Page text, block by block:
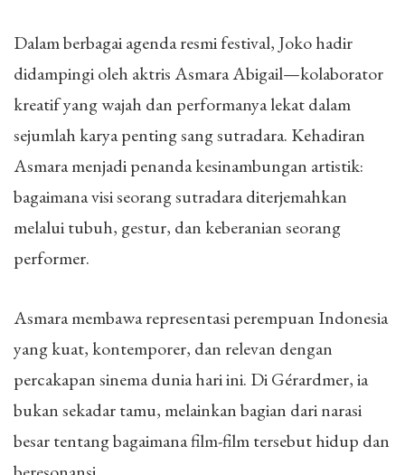
Dalam berbagai agenda resmi festival, Joko hadir
didampingi oleh aktris Asmara Abigail—kolaborator
kreatif yang wajah dan performanya lekat dalam
sejumlah karya penting sang sutradara. Kehadiran
Asmara menjadi penanda kesinambungan artistik:
bagaimana visi seorang sutradara diterjemahkan
melalui tubuh, gestur, dan keberanian seorang
performer.
Asmara membawa representasi perempuan Indonesia
yang kuat, kontemporer, dan relevan dengan
percakapan sinema dunia hari ini. Di Gérardmer, ia
bukan sekadar tamu, melainkan bagian dari narasi
besar tentang bagaimana film-film tersebut hidup dan